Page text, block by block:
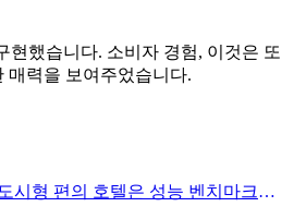
현했습니다. 소비자 경험, 이것은 또
매력을 보여주었습니다.
Next:도시형 편의 호텔은 성능 벤치마크를 만들고 산업 발전을 촉진합니다.